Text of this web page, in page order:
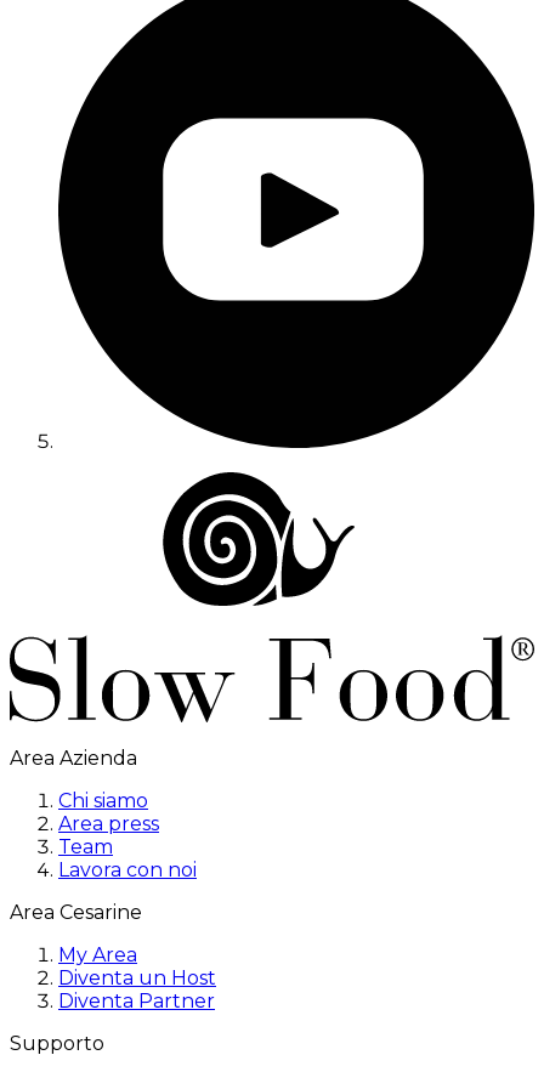
Area Azienda
Chi siamo
Area press
Team
Lavora con noi
Area Cesarine
My Area
Diventa un Host
Diventa Partner
Supporto